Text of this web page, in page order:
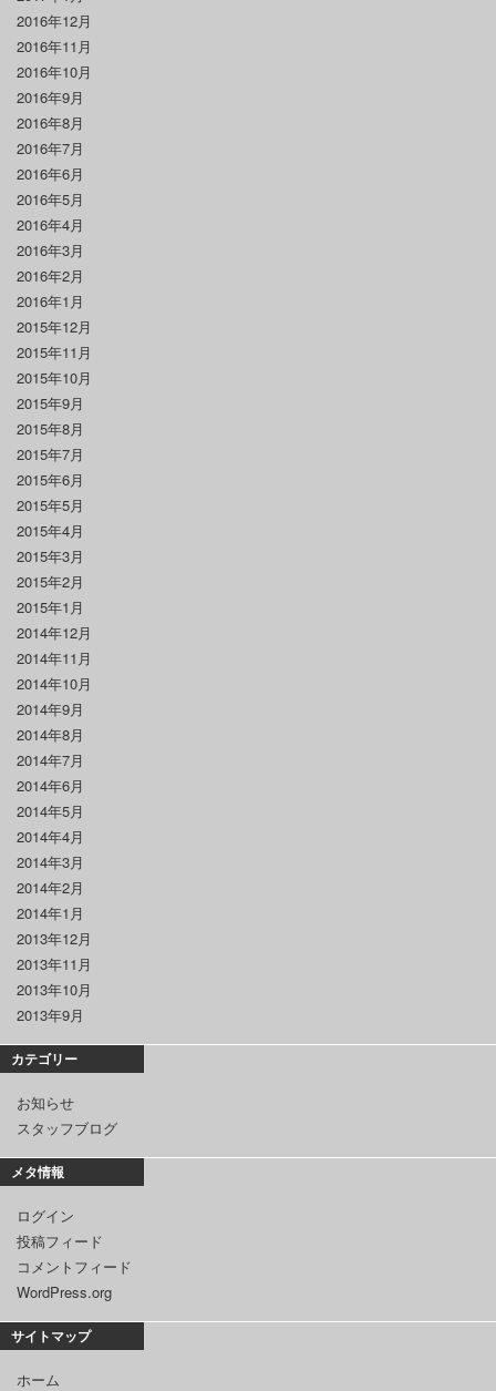
2016年12月
2016年11月
2016年10月
2016年9月
2016年8月
2016年7月
2016年6月
2016年5月
2016年4月
2016年3月
2016年2月
2016年1月
2015年12月
2015年11月
2015年10月
2015年9月
2015年8月
2015年7月
2015年6月
2015年5月
2015年4月
2015年3月
2015年2月
2015年1月
2014年12月
2014年11月
2014年10月
2014年9月
2014年8月
2014年7月
2014年6月
2014年5月
2014年4月
2014年3月
2014年2月
2014年1月
2013年12月
2013年11月
2013年10月
2013年9月
カテゴリー
お知らせ
スタッフブログ
メタ情報
ログイン
投稿フィード
コメントフィード
WordPress.org
サイトマップ
ホーム